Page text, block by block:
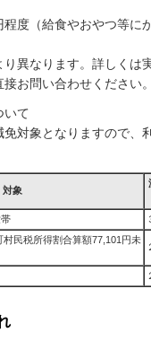
程度（給食やおやつ等に
異なります。詳しくは
お問い合わせください。
いて
免対象となりますので、
対象
民税所得割合算額77,101円未